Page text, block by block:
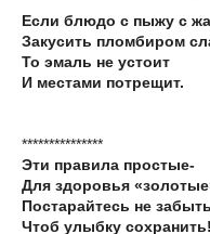
Если блюдо с пыжу с
Закусить пломбиром
То эмаль не устоит
И местами потрещит.
***************
Эти правила простые-
Для здоровья
Постарайтесь не
Чтоб улыбку сохранить!